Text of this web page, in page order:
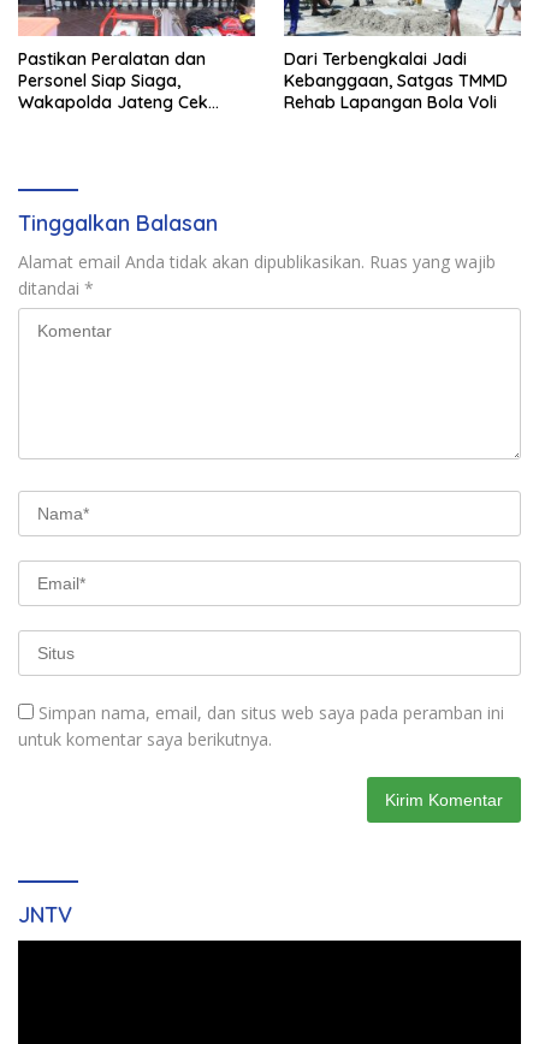
Pastikan Peralatan dan
Personel Siap Siaga,
Wakapolda Jateng Cek
Dari Terbengkalai Jadi
Kebanggaan, Satgas TMMD
Rehab Lapangan Bola Voli
Tinggalkan Balasan
Alamat email Anda tidak akan dipublikasikan. Ruas yang wajib
ditandai *
Simpan nama, email, dan situs web saya pada peramban ini
untuk komentar saya berikutnya.
JNTV